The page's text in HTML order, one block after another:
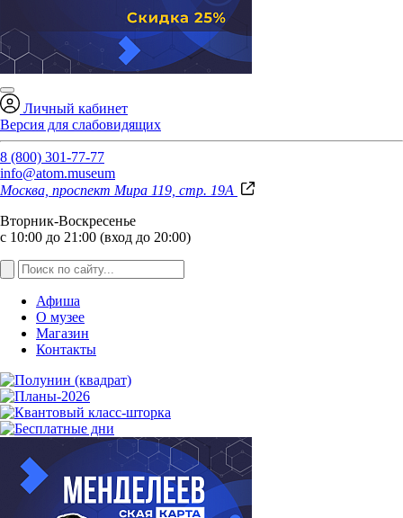
Личный кабинет
Версия для слабовидящих
8 (800) 301-77-77
info@atom.museum
Москва, проспект Мира 119, стр. 19А
Вторник-Воскресенье
с 10:00 до 21:00 (вход до 20:00)
Афиша
О музее
Магазин
Контакты